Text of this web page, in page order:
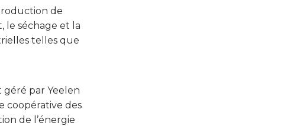
de
le séchage et la
telles que
par Yeelen
coopérative des
de l’énergie